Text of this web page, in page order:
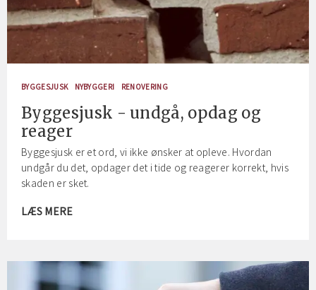
BYGGESJUSK NYBYGGERI RENOVERING
Byggesjusk - undgå, opdag og
reager
Byggesjusk er et ord, vi ikke ønsker at opleve. Hvordan
undgår du det, opdager det i tide og reagerer korrekt, hvis
skaden er sket.
LÆS MERE